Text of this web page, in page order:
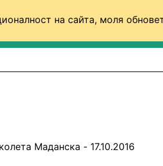
на сайта, моля
Маданска - 17.10.2016